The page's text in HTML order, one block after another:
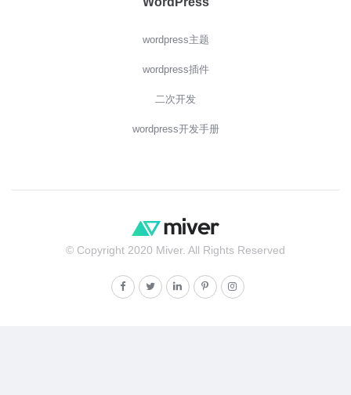
wordpress主题
wordpress插件
二次开发
wordpress开发手册
© Copyright 2020 Miver. All Rights Reserved